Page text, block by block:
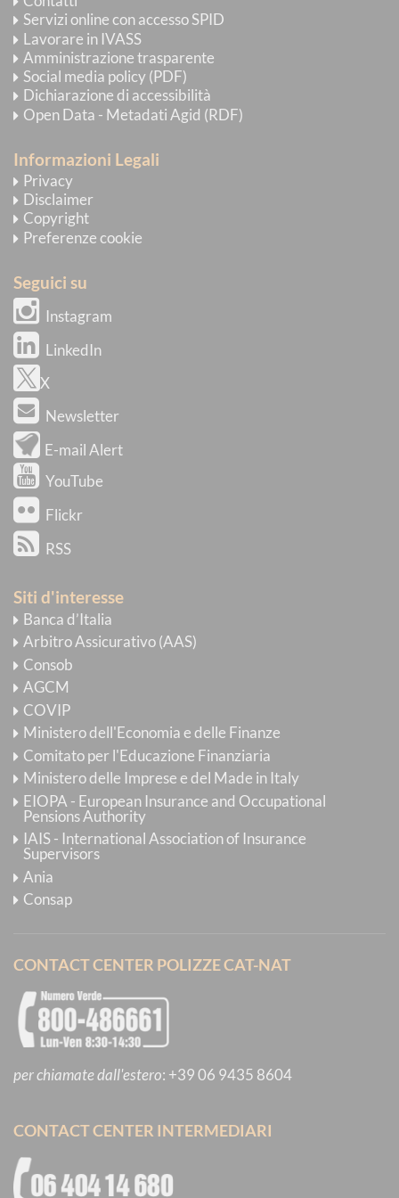
Servizi online con accesso SPID
Lavorare in IVASS
Amministrazione trasparente
Social media policy (PDF)
Dichiarazione di accessibilità
Open Data - Metadati Agid (RDF)
Informazioni Legali
Privacy
Disclaimer
Copyright
Preferenze cookie
Seguici su
Instagram
LinkedIn
X
Newsletter
E-mail Alert
YouTube
Flickr
RSS
Siti d'interesse
Banca d’Italia
Arbitro Assicurativo (AAS)
Consob
AGCM
COVIP
Ministero dell'Economia e delle Finanze
Comitato per l'Educazione Finanziaria
Ministero delle Imprese e del Made in Italy
EIOPA - European Insurance and Occupational
Pensions Authority
IAIS - International Association of Insurance
Supervisors
Ania
Consap
CONTACT CENTER POLIZZE CAT-NAT
per chiamate dall'estero: +39 06 9435 8604
CONTACT CENTER INTERMEDIARI